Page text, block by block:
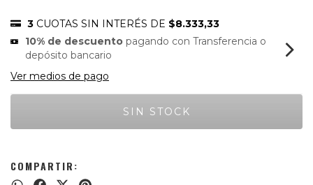
3 CUOTAS SIN INTERÉS DE $8.333,33
10% de descuento pagando con Transferencia o
depósito bancario
Ver medios de pago
COMPARTIR: